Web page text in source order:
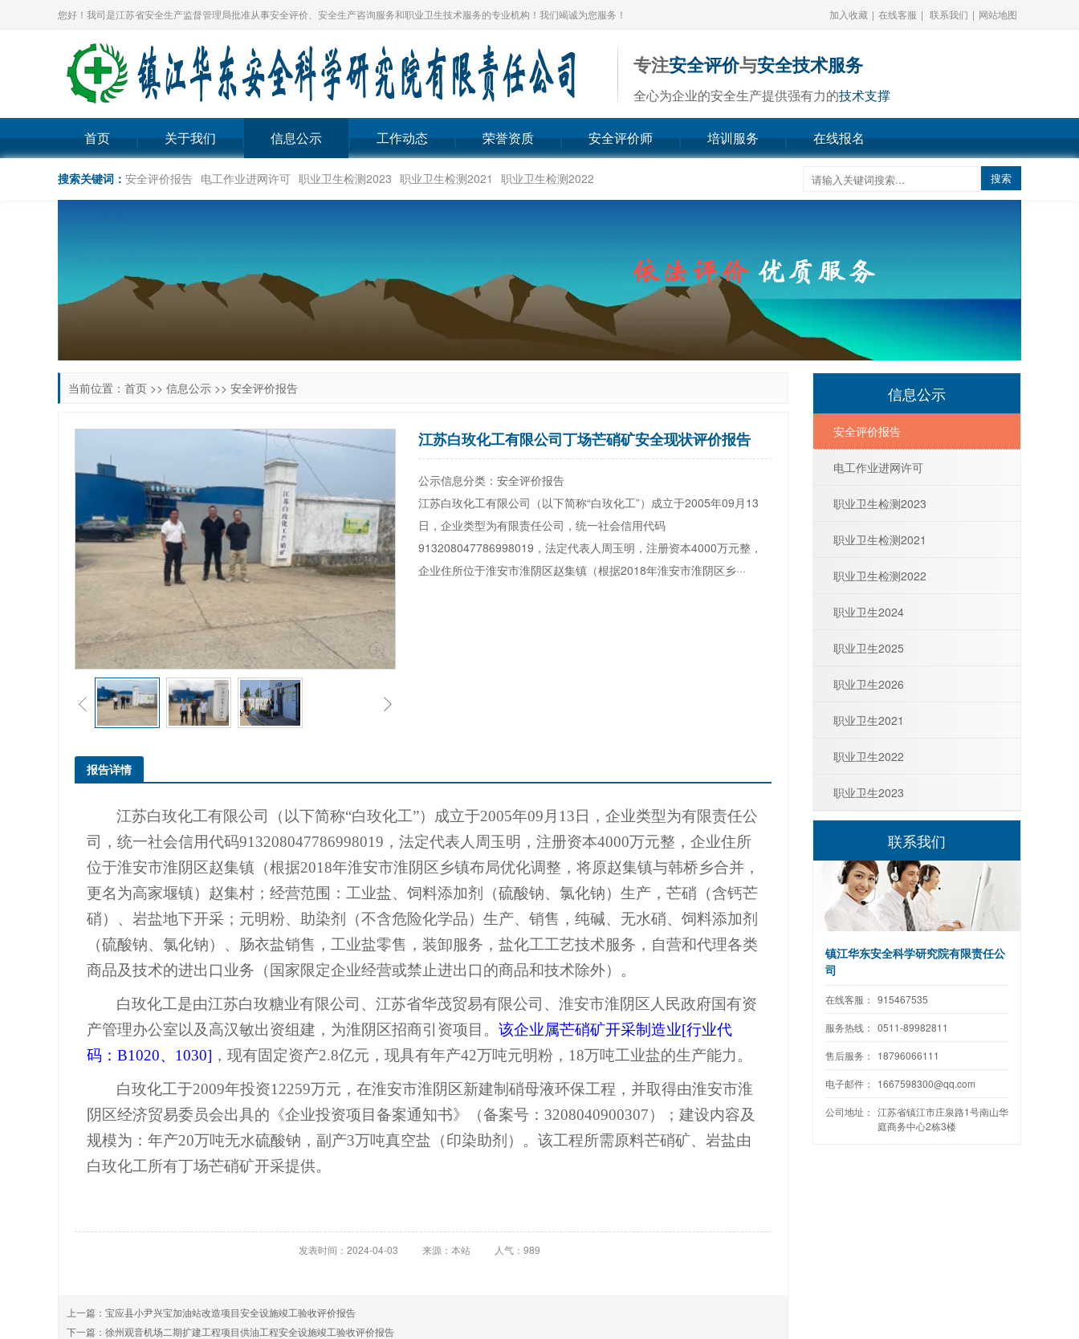
您好！我司是江苏省安全生产监督管理局批准从事安全评价、安全生产咨询服务和职业卫生技术服务的专业机构！我们竭诚为您服务！ 加入收藏 | 在线客服 | 联系我们 | 网站地图
专注安全评价与安全技术服务
全心为企业的安全生产提供强有力的技术支撑
首页 关于我们 信息公示 工作动态 荣誉资质 安全评价师 培训服务 在线报名
搜索关键词： 安全评价报告 电工作业进网许可 职业卫生检测2023 职业卫生检测2021 职业卫生检测2022
当前位置： 首页 >> 信息公示 >> 安全评价报告
江苏白玫化工有限公司丁场芒硝矿安全现状评价报告
公示信息分类：安全评价报告
江苏白玫化工有限公司（以下简称“白玫化工”）成立于2005年09月13
日，企业类型为有限责任公司，统一社会信用代码
913208047786998019，法定代表人周玉明，注册资本4000万元整，
企业住所位于淮安市淮阴区赵集镇（根据2018年淮安市淮阴区乡···
报告详情
江苏白玫化工有限公司（以下简称“白玫化工”）成立于2005年09 月 13 日， 企业类型为有限责任公
司，统一社会信用代码913208047786998019 ，法定代表人周玉明， 注册资本4000万元整， 企业住所
位于淮安市淮阴区赵集镇 （根据2018年淮安市淮阴区乡镇布局优化调整，将原赵集镇与韩桥乡合并，
更名为高家堰镇） 赵集村； 经营范围：工业盐、饲料添加剂（硫酸钠、氯化钠）生产，芒硝（含钙芒
硝）、岩盐地下开采；元明粉、助染剂（不含危险化学品）生产、销售，纯碱、无水硝、饲料添加剂
（硫酸钠、氯化钠）、肠衣盐销售，工业盐零售，装卸服务，盐化工工艺技术服务，自营和代理各类
商品及技术的进出口业务（国家限定企业经营或禁止进出口的商品和技术除外）。
白玫化工是由江苏白玫糖业有限公司、江苏省华茂贸易有限公司、淮安市淮阴区人民政府国有资
产管理办公室以及高汉敏出资组建，为淮阴区招商引资项目。 该企业属芒硝矿开采制造业[行业代
码： B1020、 1030] ，现有固定资产2.8亿元，现具有年产42万吨元明粉， 18万吨工业盐的生产能力。
白玫化工于2009年投资12259万元，在淮安市淮阴区新建制硝母液环保工程，并取得由淮安市淮
阴区经济贸易委员会出具的《企业投资项目备案通知书》（备案号： 3208040900307）；建设内容及
规模为：年产20万吨无水硫酸钠，副产3万吨真空盐（印染助剂）。该工程所需原料芒硝矿、岩盐由
白玫化工所有丁场芒硝矿开采提供。
发表时间：2024-04-03 来源：本站 人气：989
上一篇： 宝应县小尹兴宝加油站改造项目安全设施竣工验收评价报告
下一篇： 徐州观音机场二期扩建工程项目供油工程安全设施竣工验收评价报告
信息公示
安全评价报告
电工作业进网许可
职业卫生检测2023
职业卫生检测2021
职业卫生检测2022
职业卫生2024
职业卫生2025
职业卫生2026
职业卫生2021
职业卫生2022
职业卫生2023
联系我们
镇江华东安全科学研究院有限责任公
司
在线客服： 915467535
服务热线： 0511-89982811
售后服务： 18796066111
电子邮件： 1667598300@qq.com
公司地址： 江苏省镇江市庄泉路1号南山华
庭商务中心2栋3楼